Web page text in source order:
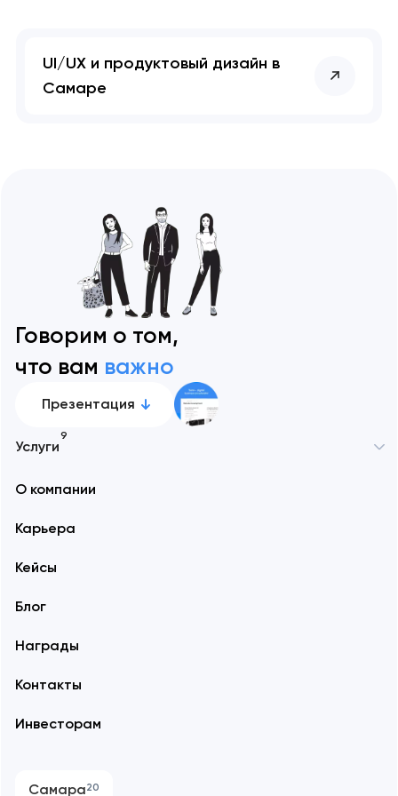
UI/UX и продуктовый дизайн в
Самаре
Говорим о том,
что вам важно
Презентация
Услуги
9
О компании
Карьера
Кейсы
Блог
Награды
Контакты
Инвесторам
Самара20